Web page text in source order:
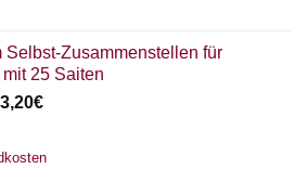
Selbst-Zusammenstellen für
25 Saiten
€